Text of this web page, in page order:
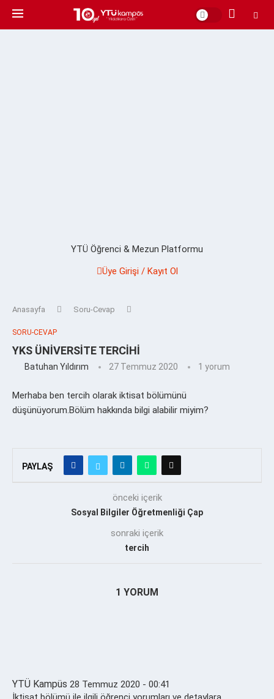
YTÜ Öğrenci & Mezun Platformu
Üye Girişi / Kayıt Ol
Anasayfa Soru-Cevap
SORU-CEVAP
YKS ÜNİVERSİTE TERCİHİ
Batuhan Yıldırım 27 Temmuz 2020 1 yorum
Merhaba ben tercih olarak iktisat bölümünü
düşünüyorum.Bölüm hakkında bilgi alabilir miyim?
PAYLAŞ
önceki içerik
Sosyal Bilgiler Öğretmenliği Çap
sonraki içerik
tercih
1 YORUM
YTÜ Kampüs 28 Temmuz 2020 - 00:41